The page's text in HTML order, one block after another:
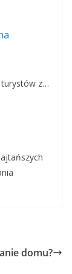
turystów z…
domu?